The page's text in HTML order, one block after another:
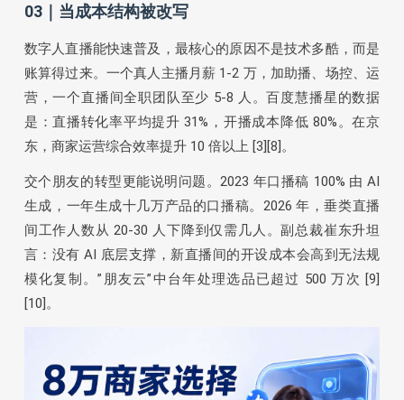
03｜当成本结构被改写
数字人直播能快速普及，最核心的原因不是技术多酷，而是
账算得过来。一个真人主播月薪 1-2 万，加助播、场控、运
营，一个直播间全职团队至少 5-8 人。百度慧播星的数据
是：直播转化率平均提升 31%，开播成本降低 80%。在京
东，商家运营综合效率提升 10 倍以上 [3][8]。
交个朋友的转型更能说明问题。2023 年口播稿 100% 由 AI
生成，一年生成十几万产品的口播稿。2026 年，垂类直播
间工作人数从 20-30 人下降到仅需几人。副总裁崔东升坦
言：没有 AI 底层支撑，新直播间的开设成本会高到无法规
模化复制。”朋友云”中台年处理选品已超过 500 万次 [9]
[10]。